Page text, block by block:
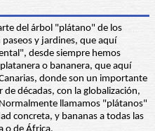
del árbol "plátano" de los
y jardines, que aquí
desde siempre hemos
o bananera, que aquí
donde son un importante
décadas, con la globalización,
llamamos "plátanos"
concreta, y bananas a todas las